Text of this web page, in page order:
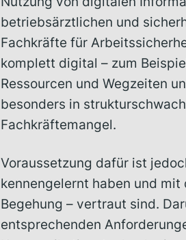
betriebsärztlichen und
Fachkräfte für
komplett digital – zum
Ressourcen und Wegzeiten
besonders in
Fachkräftemangel.
Voraussetzung dafür ist
kennengelernt haben und
Begehung – vertraut sind.
entsprechenden